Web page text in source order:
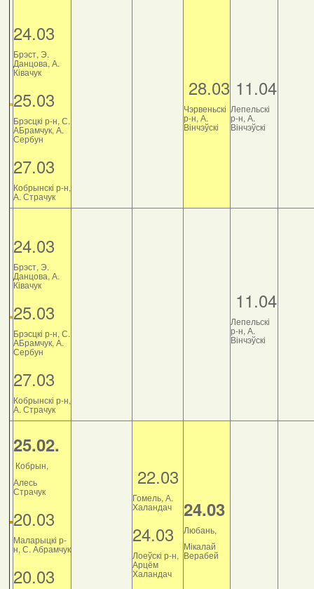
24.03
Брэст, Э.
Данцова, А.
Ківачук
25.03
Брэсцкі р-н, С.
АБрамчук, А.
Сербун
27.03
Кобрынскі р-н,
А. Страчук
28.03
Чэрвеньскі
р-н, А.
Вінчэўскі
11.04
Лепельскі
р-н, А.
Вінчэўскі
24.03
Брэст, Э.
Данцова, А.
Ківачук
25.03
Брэсцкі р-н, С.
АБрамчук, А.
Сербун
27.03
Кобрынскі р-н,
А. Страчук
11.04
Лепельскі
р-н, А.
Вінчэўскі
25.02.
Кобрын,
Алесь
Страчук
20.03
Маларыцкі р-
н, С. Абрамчук
20.03
22.03
Гомель, А.
Халандач
24.03
Лоеўскі р-н,
Арцём
Халандач
24.03
Любань,
Мікалай
Верабей